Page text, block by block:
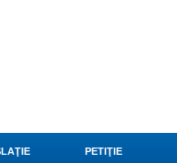
PETIŢIE